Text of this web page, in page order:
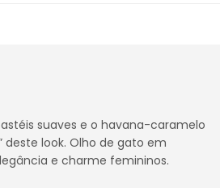
suaves e o havana-caramelo
look. Olho de gato em
e charme femininos.